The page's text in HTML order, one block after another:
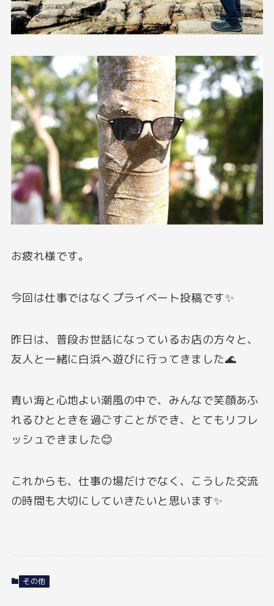
お疲れ様です。
今回は仕事ではなくプライベート投稿です✨
昨日は、普段お世話になっているお店の方々と、
友人と一緒に白浜へ遊びに行ってきました🌊
青い海と心地よい潮風の中で、みんなで笑顔あふ
れるひとときを過ごすことができ、とてもリフレ
ッシュできました😊
これからも、仕事の場だけでなく、こうした交流
の時間も大切にしていきたいと思います✨
その他